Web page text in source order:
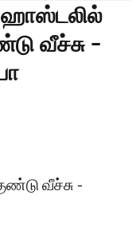
ஹாஸ்டலில்
வீச்சு -
வீச்சு -